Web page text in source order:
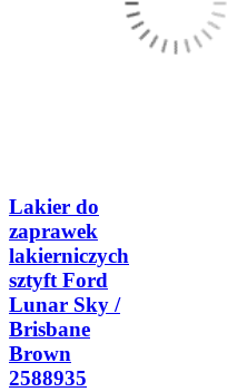
Lakier do
zaprawek
lakierniczych
sztyft Ford
Lunar Sky /
Brisbane
Brown
2588935